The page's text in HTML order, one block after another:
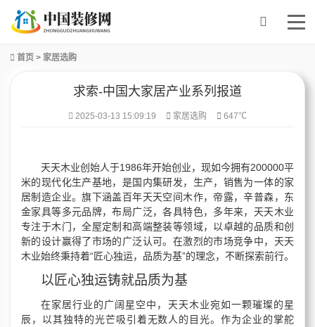
首页 > 家居选购
求索-中国大家居产业系列报道
2025-03-13 15:09:19 家居选购 647℃
天天木业创始人于1986年开始创业，现如今拥有200000平
米的现代化生产基地，是国内集研发，生产，销售为一体的家
居制造企业。旗下涵盖百年天天空间木作，帝露，辛普森，东
金家具等多元品牌，布局广泛，各具特色，多年来，天天木业
专注于木门，全屋定制和高端整装等领域，以卓越的品质和创
新的设计赢得了市场的广泛认可。在激烈的市场竞争中，天天
木业始终秉持着“匠心独运，品质为基”的理念，不断探索前行。
以匠心独运铸就品质为基
在家居行业的广阔星空中，天天木业宛如一颗璀璨的星
辰，以其独特的光芒吸引着无数人的目光。作为企业的掌舵